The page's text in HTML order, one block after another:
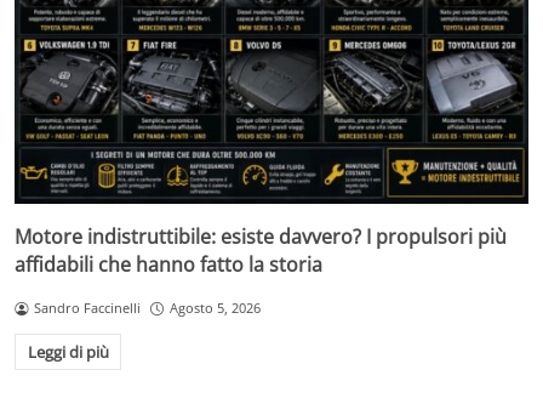
Motore indistruttibile: esiste davvero? I propulsori più
affidabili che hanno fatto la storia
Sandro Faccinelli Agosto 5, 2026
Leggi di più